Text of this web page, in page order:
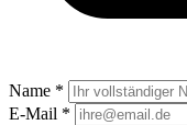
Name *
E-Mail *